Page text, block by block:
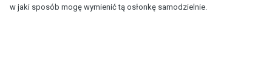
w jaki sposób mogę wymienić tą osłonkę samodzielnie.